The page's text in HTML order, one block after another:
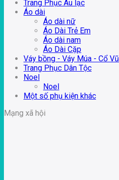
Trang Phục Âu lạc
Áo dài
Áo dài nữ
Áo Dài Trẻ Em
Áo dài nam
Áo Dài Cặp
Váy bồng - Váy Múa - Cổ Vũ
Trang Phục Dân Tộc
Noel
Noel
Một số phụ kiện khác
Mạng xã hội